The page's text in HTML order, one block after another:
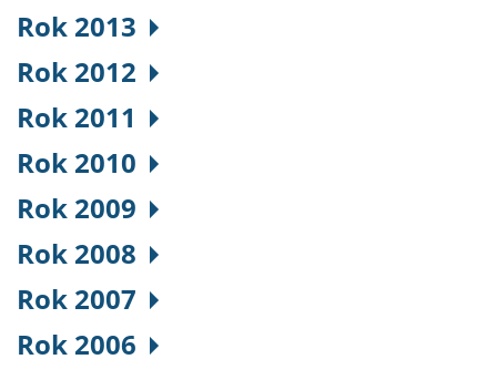
Rok 2013
Rok 2012
Rok 2011
Rok 2010
Rok 2009
Rok 2008
Rok 2007
Rok 2006